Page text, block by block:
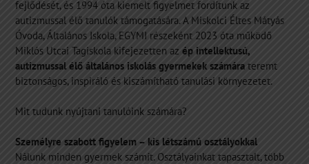
fejlődését, és 1994 óta kiemelt figyelmet fordítunk az
autizmussal élő tanulók támogatására. A Miskolci Éltes Mátyás
Óvoda, Általános Iskola, EGYMI részeként 2023 óta működő
Miklós Utcai Tagiskola kifejezetten az ép intellektusú,
autizmussal élő általános iskolás gyermekek számárateremt
biztonságos, inspiráló és kiszámítható tanulási környezetet.
Mit tudunk nyújtani tanulóink számára?
Személyre szabott figyelem – kis létszámú osztályokkal
Nálunk minden gyermek számít. Osztályainkat tapasztalt, több